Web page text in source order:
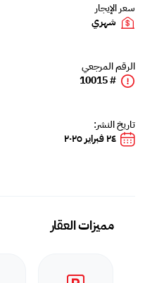
سعر الإيجار
شهري
الرقم المرجعي
# 10015
تاريخ النشر:
٢٤ فبراير ٢٠٢٥
مميزات العقار